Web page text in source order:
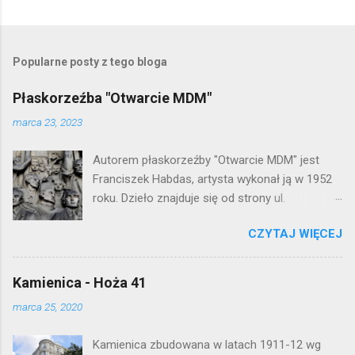
Popularne posty z tego bloga
Płaskorzeźba "Otwarcie MDM"
marca 23, 2023
Autorem płaskorzeźby "Otwarcie MDM" jest
Franciszek Habdas, artysta wykonał ją w 1952
roku. Dzieło znajduje się od strony ul.
warszawskiej flagowej inwestycji
mieszkaniowej lat 50. Lokalizacja: Śródmieście
CZYTAJ WIĘCEJ
Kamienica - Hoża 41
marca 25, 2020
Kamienica zbudowana w latach 1911-12 wg